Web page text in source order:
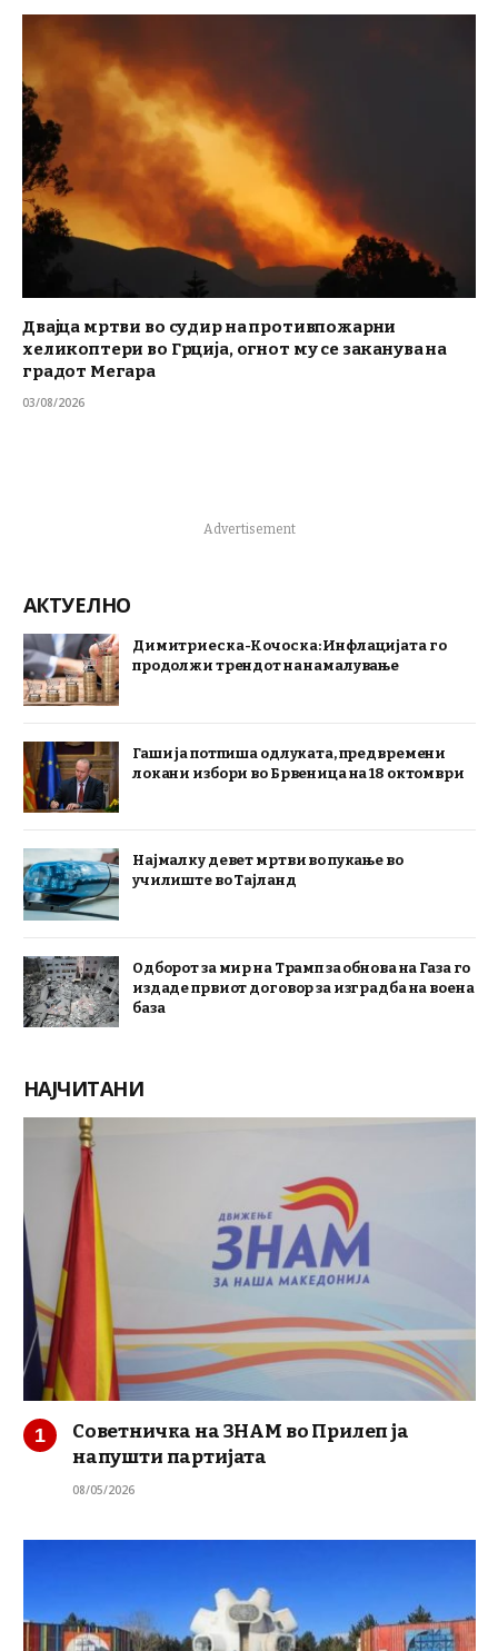
Двајца мртви во судир на противпожарни
хеликоптери во Грција, огнот му се заканува на
градот Мегара
03/08/2026
Advertisement
АКТУЕЛНО
Димитриеска-Кочоска: Инфлацијата го
продолжи трендот на намалување
Гаши ја потпиша одлуката, предвремени
локани избори во Брвеница на 18 октомври
Најмалку девет мртви во пукање во
училиште во Тајланд
Одборот за мир на Трамп за обнова на Газа го
издаде првиот договор за изградба на воена
база
НАЈЧИТАНИ
Советничка на ЗНАМ во Прилеп ја
напушти партијата
08/05/2026